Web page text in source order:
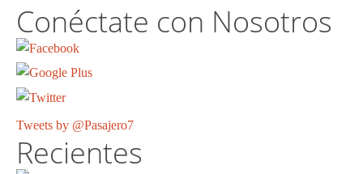
Conéctate con Nosotros
Tweets by @Pasajero7
Recientes